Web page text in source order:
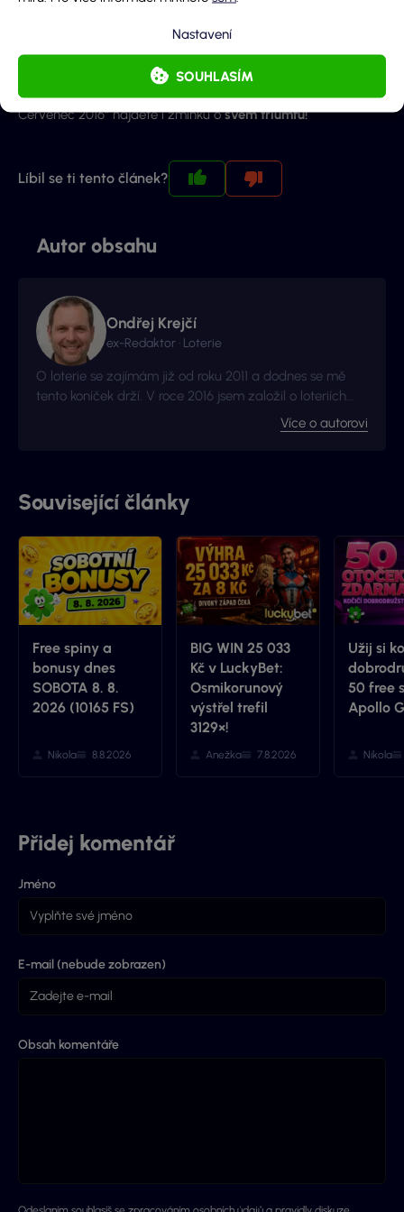
SOUHLASÍM
Nastavení
bohužel nepadla žádná velká výhra,
která by stála za zmínku.
Doufám, že v příštím vydání „Výhry v loteriích Sazka –
Červenec 2016“ najdete i zmínku osvém triumfu!
Líbil se ti tento článek?
Autor obsahu
Ondřej Krejčí
ex-Redaktor · Loterie
O loterie se zajímám již od roku 2011 a dodnes se mě
tento koníček drží. V roce 2016 jsem založil o loteriích
web Vyhraj.com, který jsem následně v roce 2017
prodal, avšak za podmínek, že budu moci stále
mnohem více informací.
Více o autorovi
Související články
Free spiny a
bonusy dnes
SOBOTA 8. 8.
2026 (10165 FS)
Nikola 8.8.2026
BIG WIN 25 033
Kč v LuckyBet:
Osmikorunový
výstřel trefil
3129×!
Anežka 7.8.2026
Užij si
50 free
Apollo
Nikola
Přidej komentář
Jméno
E-mail (nebude zobrazen)
Obsah komentáře